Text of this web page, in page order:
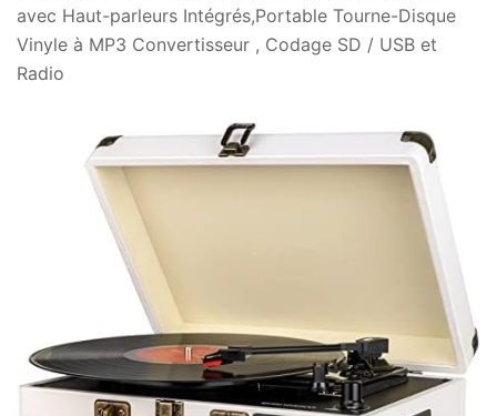
avec Haut-parleurs Intégrés,Portable Tourne-Disque
Vinyle à MP3 Convertisseur , Codage SD / USB et
Radio